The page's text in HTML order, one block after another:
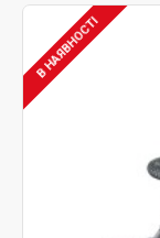
В НАЯВНОСТІ